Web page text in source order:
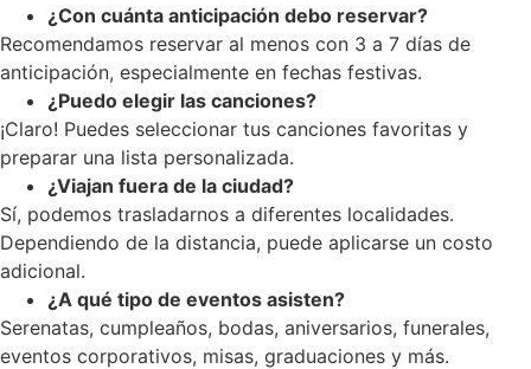
¿Con cuánta anticipación debo reservar?
Recomendamos reservar al menos con 3 a 7 días de
anticipación, especialmente en fechas festivas.
¿Puedo elegir las canciones?
¡Claro! Puedes seleccionar tus canciones favoritas y
preparar una lista personalizada.
¿Viajan fuera de la ciudad?
Sí, podemos trasladarnos a diferentes localidades.
Dependiendo de la distancia, puede aplicarse un costo
adicional.
¿A qué tipo de eventos asisten?
Serenatas, cumpleaños, bodas, aniversarios, funerales,
eventos corporativos, misas, graduaciones y más.